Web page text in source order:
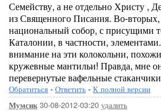
Семейству, а не отдельно Христу ,
из Священного Писания. Во-вторых,
национальный собор, с присущими
Каталонии, в частности,
внимание на эти колокольни,
кружевные мантильи! Правда, мне
перевернутые вафельные
Обратиться - Ответить - К полной версии
Мумсик30-08-2012-03:20 удалить